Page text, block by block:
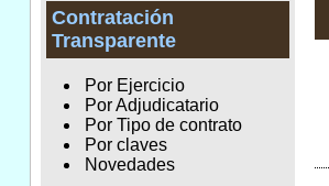
Contratación
Transparente
Por Ejercicio
Por Adjudicatario
Por Tipo de contrato
Por claves
Novedades